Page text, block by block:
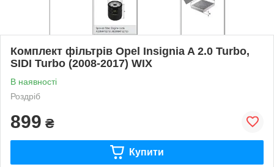
Комплект фільтрів Opel Insignia A 2.0 Turbo,
SIDI Turbo (2008-2017) WIX
В наявності
Роздріб
899 ₴
Купити